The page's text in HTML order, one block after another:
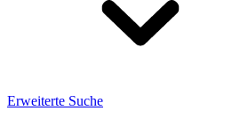
Erweiterte Suche